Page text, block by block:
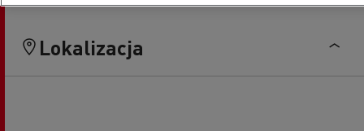
Lokalizacja